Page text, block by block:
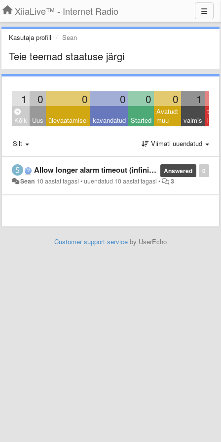
XiiaLive™ - Internet Radio
Kasutaja profiil Sean
Teie teemad staatuse järgi
1 0 0 0 0 0 1
Kõik Uus ülevaatamisel kavandatud Started
Avatud:
muu
valmis
Silt Viimati uuendatud
0
Answered
Allow longer alarm timeout (infinite?)
Sean 10 aastat tagasi •uuendatud 10 aastat tagasi • 3
Customer support service by UserEcho